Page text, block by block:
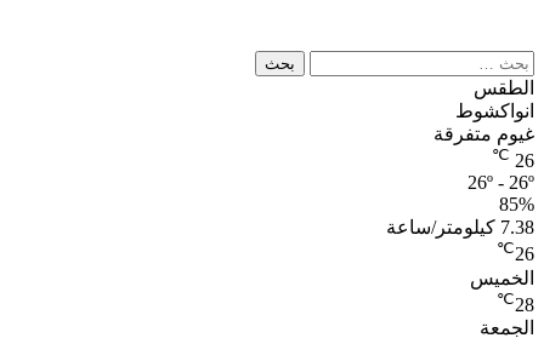
البحث
عن:
الطقس
انواكشوط
غيوم متفرقة
26
℃
26º - 26º
85%
7.38 كيلومتر/ساعة
26
℃
الخميس
28
℃
الجمعة